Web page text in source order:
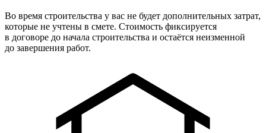
Во время строительства у вас не будет дополнительных затрат,
которые не учтены в смете. Стоимость фиксируется
в договоре до начала строительства и остаётся неизменной
до завершения работ.